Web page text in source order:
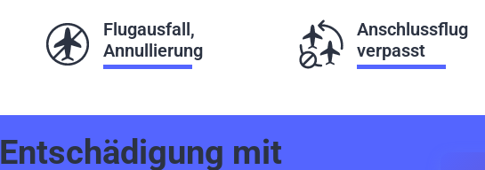
Flugausfall,
Annullierung
Anschlussflug
verpasst
Entschädigung mit